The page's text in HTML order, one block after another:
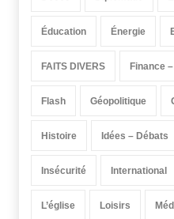
Éducation Énergie
FAITS DIVERS Finance
Flash Géopolitique
Histoire Idées – Débats
Insécurité International
L’église Loisirs